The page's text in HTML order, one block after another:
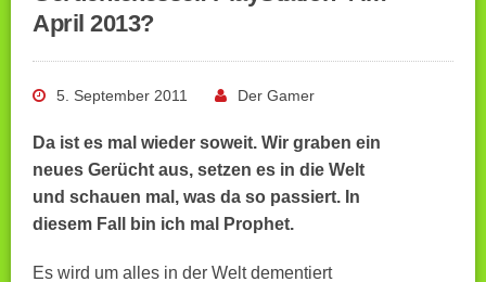
April 2013?
5. September 2011 Der Gamer
Da ist es mal wieder soweit. Wir graben ein
neues Gerücht aus, setzen es in die Welt
und schauen mal, was da so passiert. In
diesem Fall bin ich mal Prophet.
Es wird um alles in der Welt dementiert